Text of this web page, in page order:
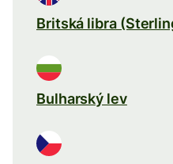
Britská libra
Bulharský lev